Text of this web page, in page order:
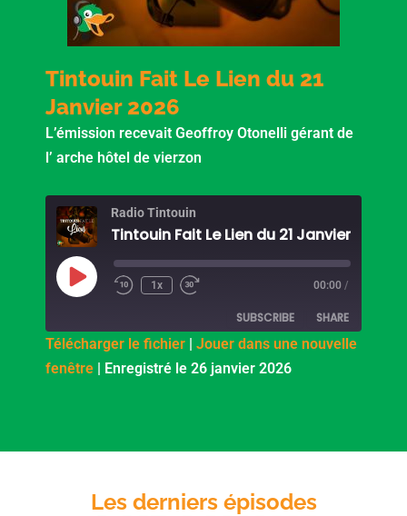
Tintouin Fait Le Lien du 21
Janvier 2026
L’émission recevait Geoffroy Otonelli gérant de
l’ arche hôtel de vierzon
Radio Tintouin
Tintouin Fait Le Lien du 21 Janvier 2026
Play
Episode
1x 00:00 /
SUBSCRIBE SHARE
PocketCasts Podcast Addict
SHARE
Télécharger le fichier | Jouer dans une nouvelle
fenêtre | Enregistré le 26 janvier 2026
Les derniers épisodes